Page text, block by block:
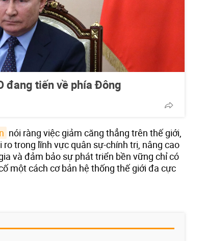
đang tiến về phía Đông
nói ràng việc giảm căng thẳng trên thế giới,
trong lĩnh vực quân sự-chính trị, nâng cao
và đảm bảo sự phát triển bền vững chỉ có
một cách cơ bản hệ thống thế giới đa cực